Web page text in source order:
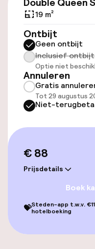
(buiten)
Openbaar
Toegankelijkheid
Overal
Lift
Entertainment
Betaalde wifi
Eet- en
19 m²
Ontbijt
Geen ontbijt
Inclusief ontbijt
Optie niet
Annuleren
Gratis
Tot 29 augustus
Niet-
€ 88
Prijsdetails
Boek
💝Steden-app t.w.v.
hotelboeking